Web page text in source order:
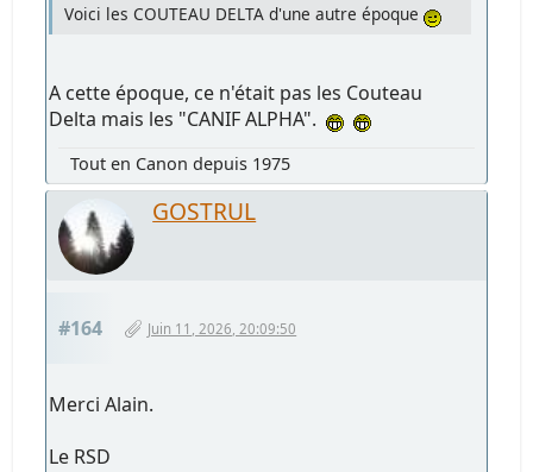
Voici les COUTEAU DELTA d'une autre époque
A cette époque, ce n'était pas les Couteau
Delta mais les "CANIF ALPHA".
Tout en Canon depuis 1975
GOSTRUL
#164 Juin 11, 2026, 20:09:50
Merci Alain.
Le RSD